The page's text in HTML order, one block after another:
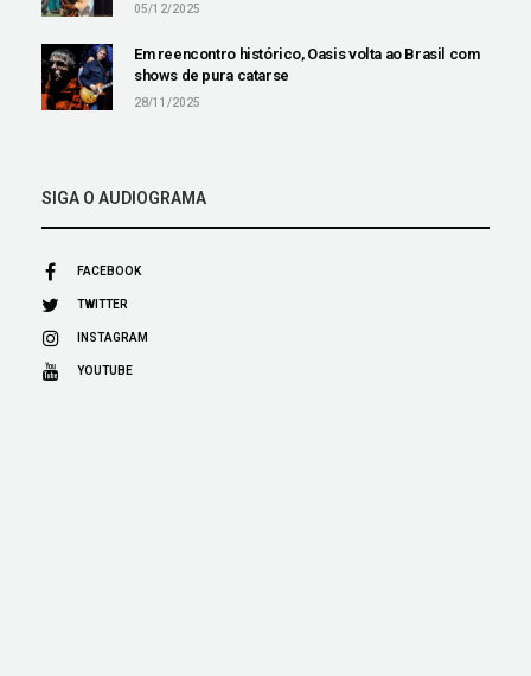
05/12/2025
Em reencontro histórico, Oasis volta ao Brasil com
shows de pura catarse
28/11/2025
SIGA O AUDIOGRAMA
FACEBOOK
TWITTER
INSTAGRAM
YOUTUBE